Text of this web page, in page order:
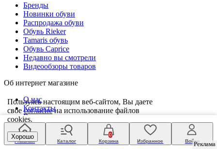
Реклама
Реклама
Бренды
Новинки обуви
Распродажа обуви
Обувь Rieker
Tamaris обувь
Обувь Caprice
Недавно вы смотрели
Видеообзоры товаров
Об интернет магазине
О нас
Контакты
Вакансии
Статьи
Магазины
Карта сайта
Главная Каталог
0
Корзина
Избранное Войти
Пользуясь настоящим веб-сайтом, Вы даете
своесогласиена использование файлов
cookies.
Хорошо